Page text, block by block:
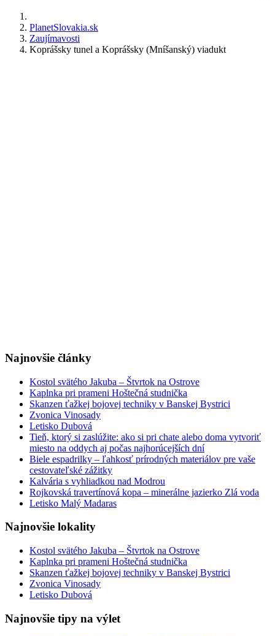
PlanetSlovakia.sk
Zaujímavosti
Koprášsky tunel a Koprášsky (Mníšanský) viadukt
Najnovšie články
Kostol svätého Jakuba – Štvrtok na Ostrove
Kaplnka pri prameni Hoštečná studnička
Skanzen ťažkej bojovej techniky v Banskej Bystrici
Zvonica Vinosady
Letisko Dubová
Tieň, ktorý si zaslúžite: ako si pri chate alebo doma vytvoriť
miesto na oddych aj počas najhorúcejších dní
Biele espadrilky – ľahkosť prírodných materiálov pre vaše
cestovateľské zážitky
Kalvária s vyhliadkou nad Modrou
Rojkovská travertínová kopa – minerálne jazierko Zlá voda
Letisko Malý Madaras
Najnovšie lokality
Kostol svätého Jakuba – Štvrtok na Ostrove
Kaplnka pri prameni Hoštečná studnička
Skanzen ťažkej bojovej techniky v Banskej Bystrici
Zvonica Vinosady
Letisko Dubová
Najnovšie tipy na výlet